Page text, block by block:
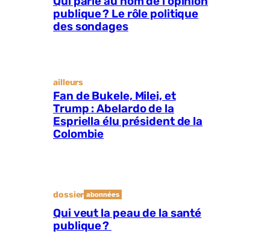
publique ? Le rôle politique
des sondages
ailleurs
Fan de Bukele, Milei, et
Trump : Abelardo de la
Espriella élu président de la
Colombie
dossier abonnées
Qui veut la peau de la santé
publique ?